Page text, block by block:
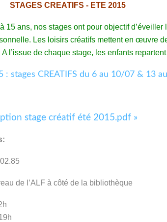
STAGES CREATIFS - ETE 2015
15 ans, nos stages ont pour objectif d’éveiller
Les loisirs créatifs mettent en œuvre
l’issue de chaque stage, les enfants
stage créatif été 2015.pdf »
de l’ALF à côté de la bibliothèque